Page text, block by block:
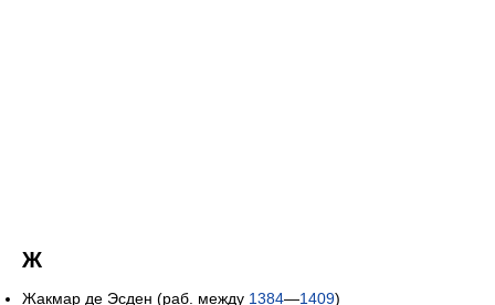
Ж
Жакмар де Эсден (раб. между 1384—1409)